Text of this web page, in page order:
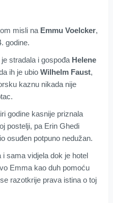
misli na Emmu Voelcker,
godine.
stradala i gospođa Helene
ih je ubio Wilhelm Faust,
kaznu nikada nije
godine kasnije priznala
postelji, pa Erin Ghedi
osuđen potpuno nedužan.
sama vidjela dok je hotel
Emma kao duh pomoću
razotkrije prava istina o toj